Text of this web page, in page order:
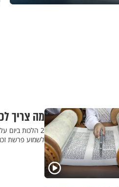
מה צריך
2 הלכות ביום
לשמוע פרשת